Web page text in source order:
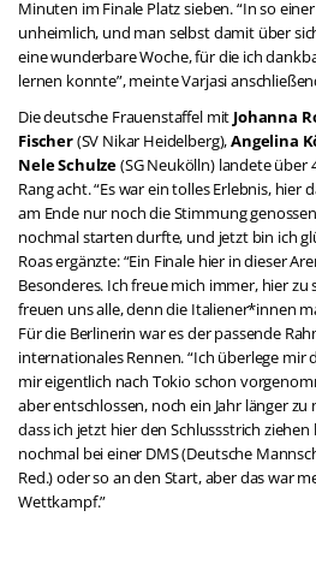
Minuten im Finale Platz sieben. “In so
unheimlich, und man selbst damit über
eine wunderbare Woche, für die ich
lernen konnte”, meinte Varjasi
Die deutsche Frauenstaffel mit Johanna
Fischer(SV Nikar Heidelberg),Angelina
Nele Schulze(SG Neukölln) landete über
Rang acht. “Es war ein tolles Erlebnis, hier
am Ende nur noch die Stimmung
nochmal starten durfte, und jetzt bin ich
Roas ergänzte: “Ein Finale hier in dieser
Besonderes. Ich freue mich immer, hier
freuen uns alle, denn die Italiener*innen
Für die Berlinerin war es der passende
internationales Rennen. “Ich überlege mir
mir eigentlich nach Tokio schon
aber entschlossen, noch ein Jahr länger
dass ich jetzt hier den Schlussstrich ziehen
nochmal bei einer DMS (Deutsche
Red.) oder so an den Start, aber das war
Wettkampf.”